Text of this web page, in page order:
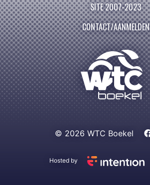
SITE 2007-2023
CONTACT/AANMELDEN
© 2026 WTC Boekel
Hosted by